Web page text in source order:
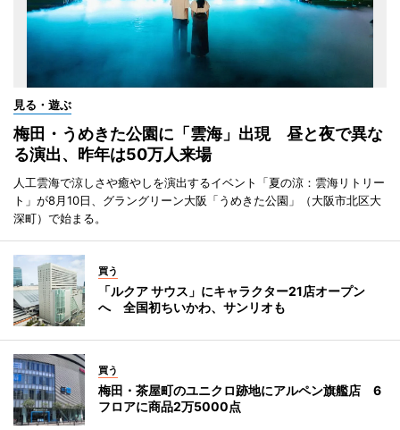
見る・遊ぶ
梅田・うめきた公園に「雲海」出現 昼と夜で異な
る演出、昨年は50万人来場
人工雲海で涼しさや癒やしを演出するイベント「夏の涼：雲海リトリー
ト」が8月10日、グラングリーン大阪「うめきた公園」（大阪市北区大
深町）で始まる。
買う
「ルクア サウス」にキャラクター21店オープン
へ 全国初ちいかわ、サンリオも
買う
梅田・茶屋町のユニクロ跡地にアルペン旗艦店 6
フロアに商品2万5000点